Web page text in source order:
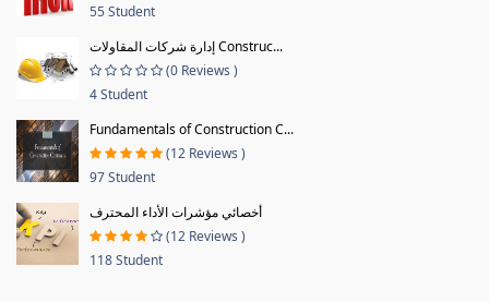
55 Student
إدارة شركات المقاولات Construc...
(0 Reviews )
4 Student
Fundamentals of Construction C...
(12 Reviews )
97 Student
أخصائي مؤشرات الأداء المحترف
(12 Reviews )
118 Student